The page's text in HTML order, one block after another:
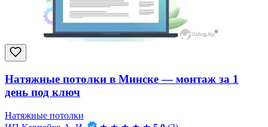
Натяжные потолки в Минске — монтаж за 1
день под ключ
Натяжные потолки